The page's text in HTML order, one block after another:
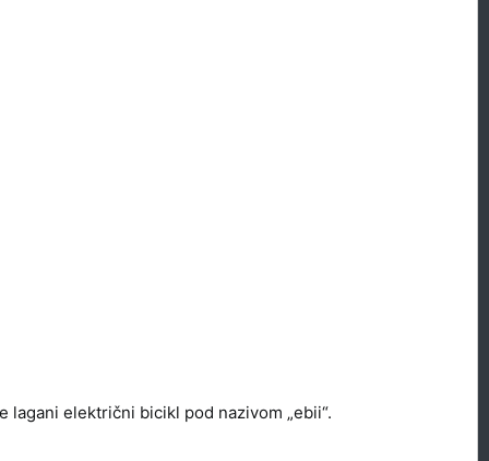
lagani električni bicikl pod nazivom „ebii“.